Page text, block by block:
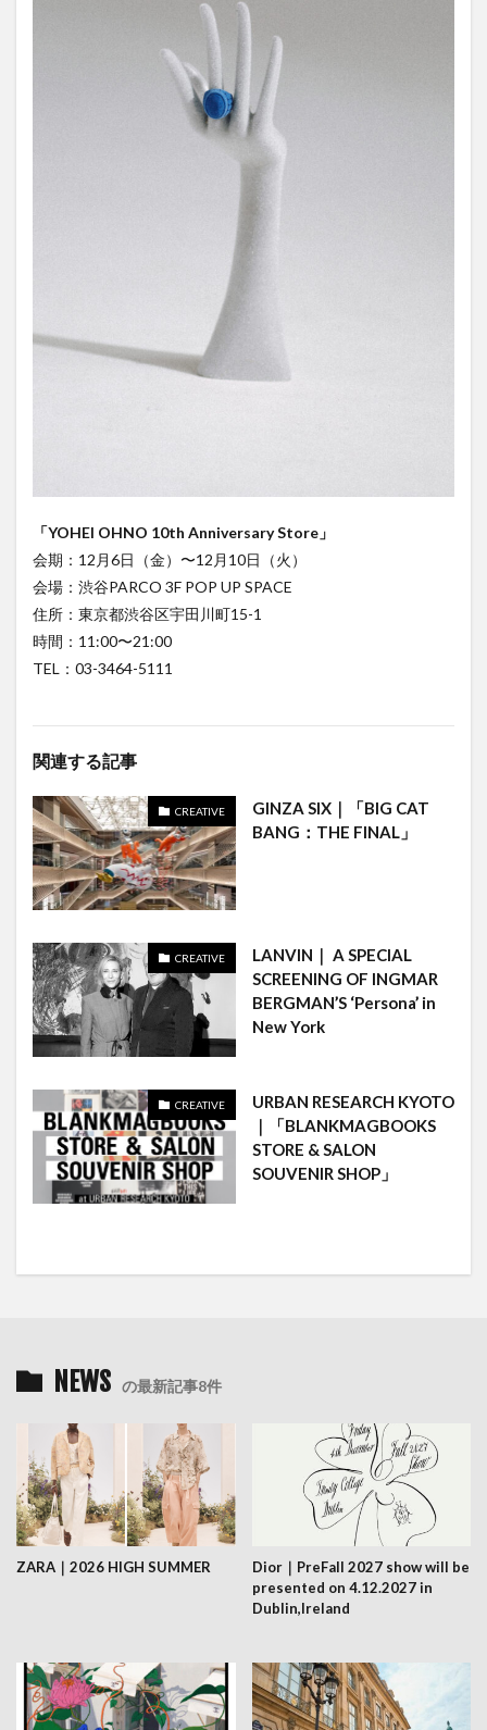
「YOHEI OHNO 10th Anniversary Store」
会期：12月6日（金）〜12月10日（火）
会場：渋谷PARCO 3F POP UP SPACE
住所：東京都渋谷区宇田川町15-1
時間：11:00〜21:00
TEL：03-3464-5111
関連する記事
CREATIVE
GINZA SIX｜「BIG CAT
BANG：THE FINAL」
CREATIVE
LANVIN｜ A SPECIAL
SCREENING OF INGMAR
BERGMAN’S ‘Persona’ in
New York
CREATIVE
URBAN RESEARCH KYOTO
｜「BLANKMAGBOOKS
STORE & SALON
SOUVENIR SHOP」
NEWS の最新記事8件
ZARA｜2026 HIGH SUMMER
Dior｜PreFall 2027 show will be
presented on 4.12.2027 in
Dublin,Ireland